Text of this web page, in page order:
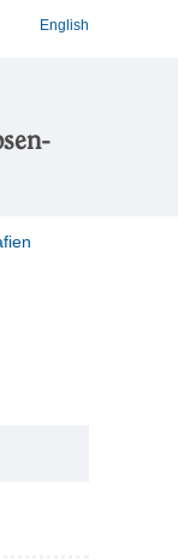
English